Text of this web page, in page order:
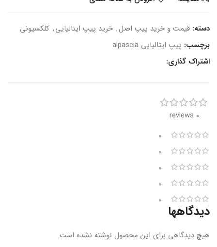
دسته: قیمت و خرید پیپ اصل, خرید پیپ ایتالیایی, کلکسیونی
برچسب: پیپ ایتالیایی alpascia
اشتراک گذاری:
0 reviews
0
0
0
0
0
دیدگاهها
هیچ دیدگاهی برای این محصول نوشته نشده است.